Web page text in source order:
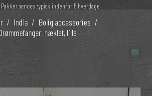
Pakker sendes typisk indenfor 5 hverdage
/ India / Bolig accessories /
Drømmefanger, hæklet, lille